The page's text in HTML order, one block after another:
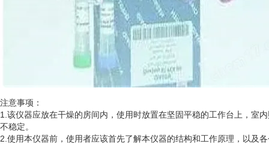
注意事项：
1.该仪器应放在干燥的房间内，使用时放置在坚固平稳的工作台上，室
不稳定。
2.使用本仪器前，使用者应该首先了解本仪器的结构和工作原理，以及